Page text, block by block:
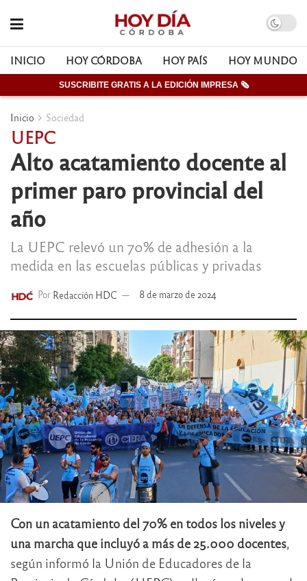
INICIO HOY CÓRDOBA HOY PAÍS HOY MUNDO
SUSCRIBITE GRATIS A LA EDICIÓN IMPRESA 🗞
Inicio Sociedad
UEPC
Alto acatamiento docente al
primer paro provincial del
año
La UEPC relevó un 70% de adhesión a la
medida en las escuelas públicas y privadas
Por Redacción HDC 8 de marzo de 2024
Con un acatamiento del 70% en todos los niveles y
una marcha que incluyó a más de 25.000 docentes,
según informó la Unión de Educadores de la